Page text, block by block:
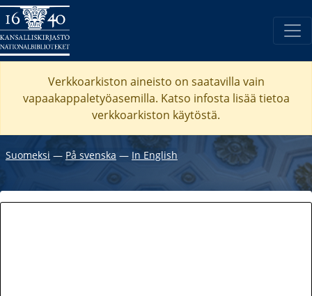
Verkkoarkiston aineisto on saatavilla vain
vapaakappaletyöasemilla. Katso infosta lisää tietoa
verkkoarkiston käytöstä.
Suomeksi ― På svenska ― In English